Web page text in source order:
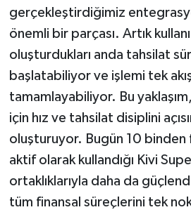
gerçekleştirdiğimiz
önemli bir parçası. Artık
oluşturdukları anda tahsilat
başlatabiliyor ve işlemi tek
tamamlayabiliyor. Bu
için hız ve tahsilat disiplini
oluşturuyor. Bugün 10 binden
aktif olarak kullandığı Kivi
ortaklıklarıyla daha da
tüm finansal süreçlerini tek